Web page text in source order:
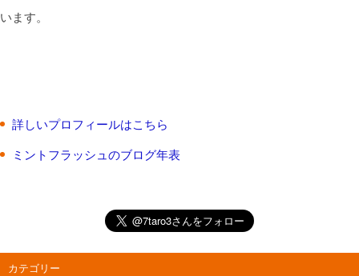
います。
詳しいプロフィールはこちら
ミントフラッシュのブログ年表
カテゴリー